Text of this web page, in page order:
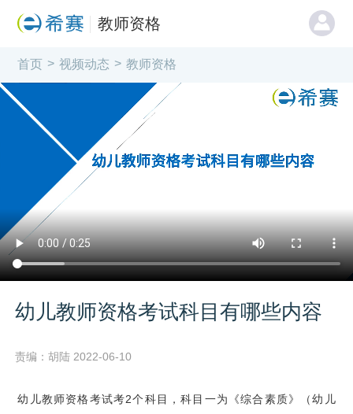
教师资格
首页 > 视频动态 > 教师资格
幼儿教师资格考试科目有哪些内容
责编：胡陆 2022-06-10
幼儿教师资格考试考2个科目，科目一为《综合素质》（幼儿